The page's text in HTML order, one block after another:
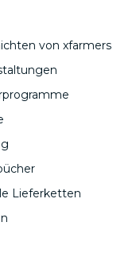
von xfarmers
Lieferketten